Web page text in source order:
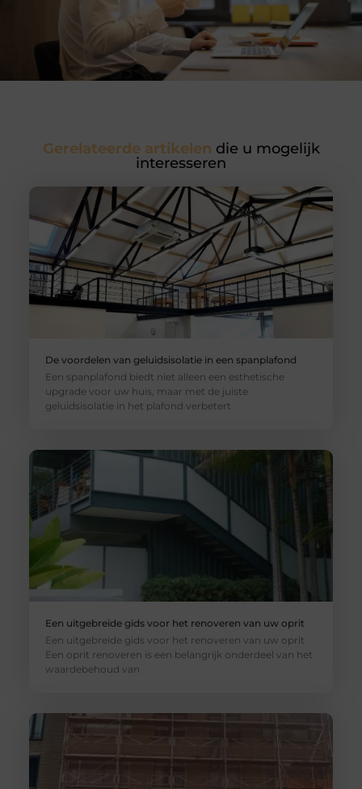
Gerelateerde artikelen die u mogelijk
interesseren
De voordelen van geluidsisolatie in een spanplafond
Een spanplafond biedt niet alleen een esthetische
upgrade voor uw huis, maar met de juiste
geluidsisolatie in het plafond verbetert
Een uitgebreide gids voor het renoveren van uw oprit
Een uitgebreide gids voor het renoveren van uw oprit
Een oprit renoveren is een belangrijk onderdeel van het
waardebehoud van